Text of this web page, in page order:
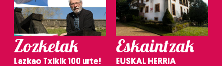
Zozketak
Lazkao Txikik 100 urte!
Eskaintzak
EUSKAL HERRIA